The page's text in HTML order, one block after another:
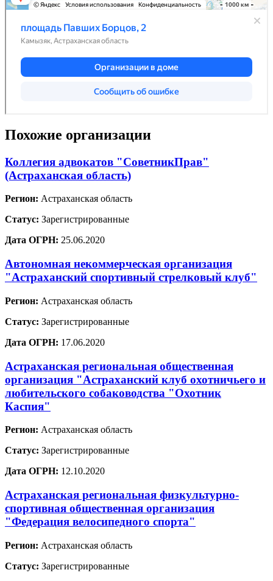
Похожие организации
Коллегия адвокатов "СоветникПрав"
(Астраханская область)
Регион: Астраханская область
Статус: Зарегистрированные
Дата ОГРН: 25.06.2020
Автономная некоммерческая организация
"Астраханский спортивный стрелковый клуб"
Регион: Астраханская область
Статус: Зарегистрированные
Дата ОГРН: 17.06.2020
Астраханская региональная общественная
организация "Астраханский клуб охотничьего и
любительского собаководства "Охотник
Каспия"
Регион: Астраханская область
Статус: Зарегистрированные
Дата ОГРН: 12.10.2020
Астраханская региональная физкультурно-
спортивная общественная организация
"Федерация велосипедного спорта"
Регион: Астраханская область
Статус: Зарегистрированные